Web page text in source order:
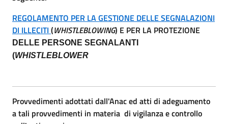
REGOLAMENTO PER LA GESTIONE DELLE SEGNALAZIONI
DI ILLECITI (WHISTLEBLOWING) E PER LA PROTEZIONE
DELLE PERSONE SEGNALANTI
(WHISTLEBLOWER
Provvedimenti adottati dall'Anac ed atti di adeguamento
a tali provvedimenti in materia di vigilanza e controllo